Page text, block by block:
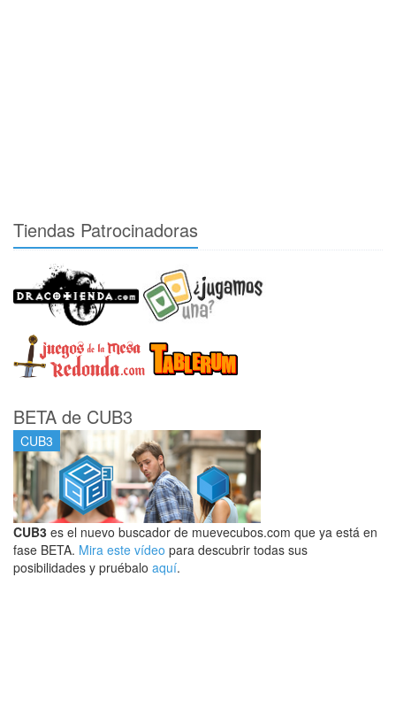
Tiendas Patrocinadoras
BETA de CUB3
CUB3
CUB3 es el nuevo buscador de muevecubos.com que ya está en
fase BETA. Mira este vídeo para descubrir todas sus
posibilidades y pruébalo aquí.